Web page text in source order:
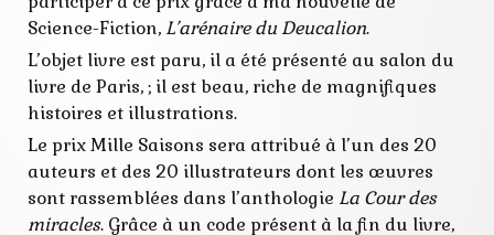
interactivité
lecteur
nouvelle
prix
roman
Science-Fiction, L’arénaire du Deucalion.
L’objet livre est paru, il a été présenté au salon du
livre de Paris, ; il est beau, riche de magnifiques
histoires et illustrations.
Le prix Mille Saisons sera attribué à l’un des 20
auteurs et des 20 illustrateurs dont les œuvres
sont rassemblées dans l’anthologie La Cour des
miracles. Grâce à un code présent à la fin du livre,